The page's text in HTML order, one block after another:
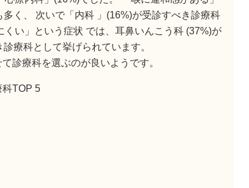
く、 次いで「内科 」(16%)が受診すべき診療科
い」という症状 では、耳鼻いんこう科 (37%)が
療科として挙げられています。
診療科を選ぶのが良いようです。
TOP 5
ながら人生を楽しく」
「医療の進歩にあわせた
新しい治療を提供する」
をモットーに、地域にお
住まいの皆さんの健康ニ
ーズに…